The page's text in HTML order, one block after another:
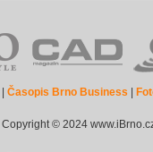
|Časopis Brno Business
Copyright © 2024